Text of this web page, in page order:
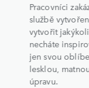
Pracovníci
službě
vytvořit
necháte
jen svou
lesklou,
úpravu.